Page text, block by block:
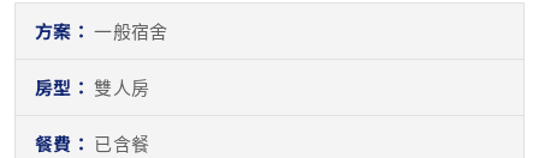
一般宿舍
雙人房
已含餐